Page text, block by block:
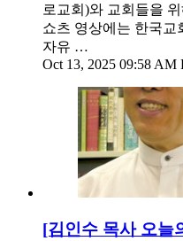
로교회)와 교회들을
쇼츠 영상에는 한국교
자유 …
Oct 13, 2025 09:58 AM
[김인수 목사 오늘